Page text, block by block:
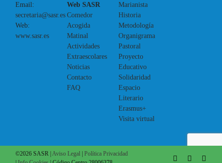
Email:
secretaria@sasr.es
Web:
www.sasr.es
Web SASR
Comedor
Acogida
Matinal
Actividades
Extraescolares
Noticias
Contacto
FAQ
Marianista
Historia
Metodología
Organigrama
Pastoral
Proyecto
Educativo
Solidaridad
Espacio
Literario
Erasmus+
Visita virtual
©2026 SASR |Aviso Legal |Política Privacidad
Facebook